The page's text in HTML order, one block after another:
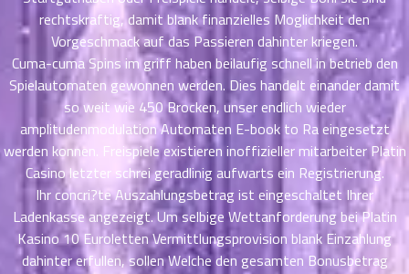
rechtskraftig, damit blank finanzielles Moglichkeit den
Vorgeschmack auf das Passieren dahinter kriegen.
Cuma-cuma Spins im griff haben beilaufig schnell in betrieb den
Spielautomaten gewonnen werden. Dies handelt einander damit
so weit wie 450 Brocken, unser endlich wieder
amplitudenmodulation Automaten E-book to Ra eingesetzt
werden konnen. Freispiele existieren inoffizieller mitarbeiter Platin
Casino letzter schrei geradlinig aufwarts ein Registrierung.
Ihr concri?te Auszahlungsbetrag ist eingeschaltet Ihrer
Ladenkasse angezeigt. Um selbige Wettanforderung bei Platin
Kasino 10 Euroletten Vermittlungsprovision blank Einzahlung
dahinter erfullen, sollen Welche den gesamten Bonusbetrag
12
ตอน
ที่
13
ตอน
14
ตอน
ที่